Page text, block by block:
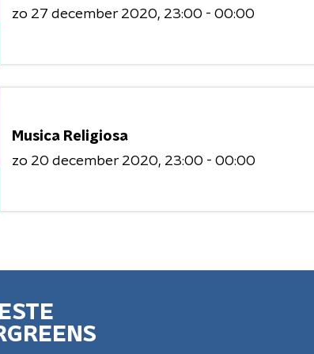
zo 27 december 2020 23:00 - 00:00
Musica Religiosa
zo 20 december 2020 23:00 - 00:00